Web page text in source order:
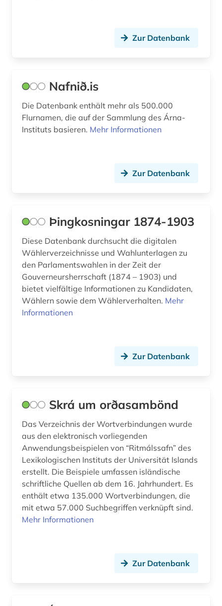
Zur Datenbank
Nafnið.is
Die Datenbank enthält mehr als 500.000
Flurnamen, die auf der Sammlung des Árna-
Instituts basieren. Mehr Informationen
Zur Datenbank
Þingkosningar 1874-1903
Diese Datenbank durchsucht die digitalen
Wählerverzeichnisse und Wahlunterlagen zu
den Parlamentswahlen in der Zeit der
Gouverneursherrschaft (1874 – 1903) und
bietet vielfältige Informationen zu Kandidaten,
Wählern sowie dem Wählerverhalten. Mehr
Informationen
Zur Datenbank
Skrá um orðasambönd
Das Verzeichnis der Wortverbindungen wurde
aus den elektronisch vorliegenden
Anwendungsbeispielen von “Ritmálssafn” des
Lexikologischen Instituts der Universität Islands
erstellt. Die Beispiele umfassen isländische
schriftliche Quellen ab dem 16. Jahrhundert. Es
enthält etwa 135.000 Wortverbindungen, die
mit etwa 57.000 Suchbegriffen verknüpft sind.
Mehr Informationen
Zur Datenbank